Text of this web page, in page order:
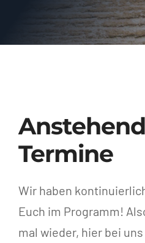
Termine
Wir haben
Euch im Programm!
mal wieder, hier bei